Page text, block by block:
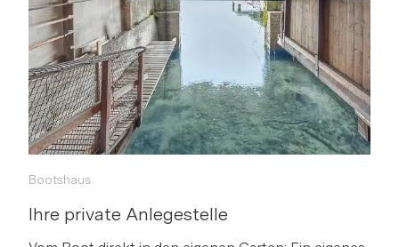
s
Bootshaus
Ihre private Anlegestelle